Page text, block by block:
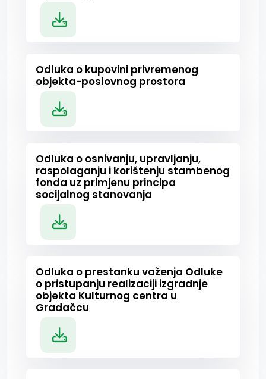
Odluka o kupovini privremenog
objekta-poslovnog prostora
Odluka o osnivanju, upravljanju,
raspolaganju i korištenju stambenog
fonda uz primjenu principa
socijalnog stanovanja
Odluka o prestanku važenja Odluke
o pristupanju realizaciji izgradnje
objekta Kulturnog centra u
Gradačcu